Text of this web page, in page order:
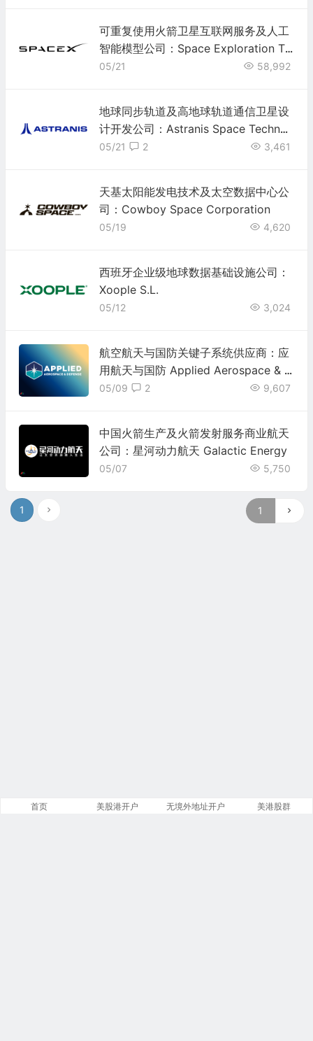
可重复使用火箭卫星互联网服务及人工
智能模型公司：Space Exploration Te
chnologies(SpaceX)(SPCX)
05/21 58,992
地球同步轨道及高地球轨道通信卫星设
计开发公司：Astranis Space Technol
ogies Corp.
05/21 3,461
2
天基太阳能发电技术及太空数据中心公
司：Cowboy Space Corporation
05/19 4,620
西班牙企业级地球数据基础设施公司：
Xoople S.L.
05/12 3,024
航空航天与国防关键子系统供应商：应
用航天与国防 Applied Aerospace & D
efense(AADX)
05/09 9,607
2
中国火箭生产及火箭发射服务商业航天
公司：星河动力航天 Galactic Energy
05/07 5,750
1
首页 美股港开户 无境外地址开户 美港股群